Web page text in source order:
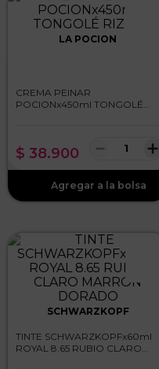
LA POCION
CREMA PEINAR
POCIONx450ml TONGOLÉ
$ 38.900 ＋
－
SCHWARZKOPF
TINTE SCHWARZKOPFx60ml
ROYAL 8.65 RUBIO CLARO